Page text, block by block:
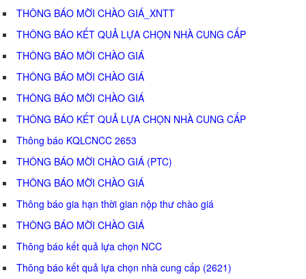
THÔNG BÁO MỜI CHÀO GIÁ_XNTT
THÔNG BÁO KẾT QUẢ LỰA CHỌN NHÀ CUNG CẤP
THÔNG BÁO MỜI CHÀO GIÁ
THÔNG BÁO MỜI CHÀO GIÁ
THÔNG BÁO MỜI CHÀO GIÁ
THÔNG BÁO KẾT QUẢ LỰA CHỌN NHÀ CUNG CẤP
Thông báo KQLCNCC 2653
THÔNG BÁO MỜI CHÀO GIÁ (PTC)
THÔNG BÁO MỜI CHÀO GIÁ
Thông báo gia hạn thời gian nộp thư chào giá
THÔNG BÁO MỜI CHÀO GIÁ
Thông báo kết quả lựa chọn NCC
Thông báo kết quả lựa chọn nhà cung cấp (2621)